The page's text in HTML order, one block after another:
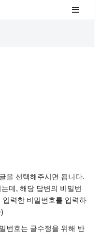
을 선택해주시면 됩니다.
데, 해당 답변의 비밀번
력한 비밀번호를 입력하
번호는 글수정을 위해 반